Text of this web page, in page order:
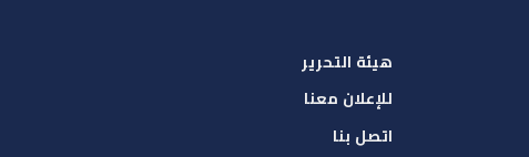
هيئة التحرير
للإعلان معنا
اتصل بنا